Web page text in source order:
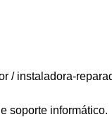
/ instaladora-
soporte informático.